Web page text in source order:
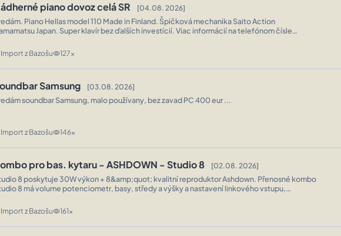
piano dovoz celá SR [04.08. 2026]
Piano Hellas model 110 Made in Finland. Špičková mechanika Saito Action
Japan. Super klavír bez ďalších investícií. Viac informácií na telefónom čísle
Import z Bazošuvisibility127x
Samsung [03.08. 2026]
Predám soundbar Samsung, malo používany, bez zavad PC 400 eur ...
Import z Bazošuvisibility146x
pro bas. kytaru - ASHDOWN - Studio 8 [02.08. 2026]
8 poskytuje 30W výkon + 8&amp;quot; kvalitní reproduktor Ashdown. Přenosné kombo
8 má volume potenciometr, basy, středy a výšky a nastavení linkového vstupu,
Import z Bazošuvisibility161x